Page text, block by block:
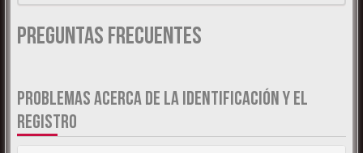
Preguntas Frecuentes
PROBLEMAS ACERCA DE LA IDENTIFICACIÓN Y EL
REGISTRO